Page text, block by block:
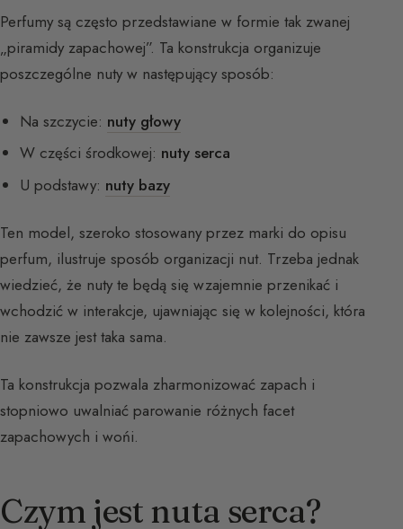
Perfumy są często przedstawiane w formie tak zwanej
„piramidy zapachowej”. Ta konstrukcja organizuje
poszczególne nuty w następujący sposób:
Na szczycie: nuty głowy
W części środkowej: nuty serca
U podstawy: nuty bazy
Ten model, szeroko stosowany przez marki do opisu
perfum, ilustruje sposób organizacji nut. Trzeba jednak
wiedzieć, że nuty te będą się wzajemnie przenikać i
wchodzić w interakcje, ujawniając się w kolejności, która
nie zawsze jest taka sama.
Ta konstrukcja pozwala zharmonizować zapach i
stopniowo uwalniać parowanie różnych facet
zapachowych i wońi.
Czym jest nuta serca?